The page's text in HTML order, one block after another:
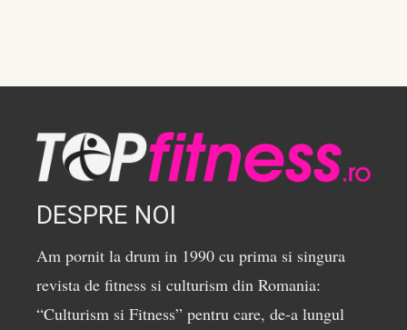
DESPRE NOI
Am pornit la drum in 1990 cu prima si singura
revista de fitness si culturism din Romania:
“Culturism si Fitness” pentru care, de-a lungul